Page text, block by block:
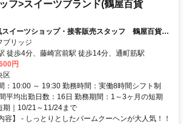
フ>スイーツブランド(鶴屋百貨
イーツショップ・接客販売スタッフ 鶴屋百貨店
払いあり）
ブリッジ
徒歩4分、藤崎宮前駅 徒歩14分、通町筋駅
円
区
：10:00 ～ 19:30 勤務時間：実働8時間シフト制
平均出勤日数：16日 勤務期間：1～3ヶ月の短期
期｜10/21～11/24まで
容】 - しっとりとしたバームクーヘンが大人気！！